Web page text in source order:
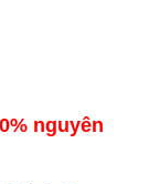
nguyên